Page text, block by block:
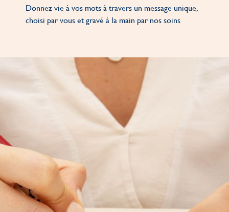
Donnez vie à vos mots à travers un message unique,
choisi par vous et gravé à la main par nos soins